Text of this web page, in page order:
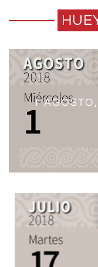
1
31 JULIO,
30
29 JULIO,
28 JULIO,
27 JULIO,